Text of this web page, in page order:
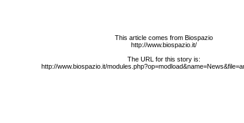
This article comes from Biospazio
http://www.biospazio.it/
The URL for this story is:
http://www.biospazio.it/